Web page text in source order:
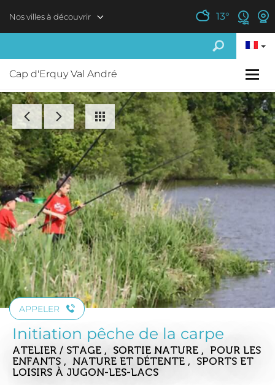
Nos villes à découvrir 13°
Cap d'Erquy Val André
APPELER
Initiation pêche de la carpe
ATELIER / STAGE , SORTIE NATURE , POUR LES
ENFANTS , NATURE ET DÉTENTE , SPORTS ET
LOISIRS À JUGON-LES-LACS